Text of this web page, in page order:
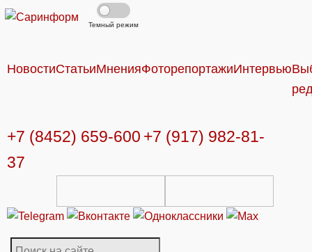
Темный режим
НовостиСтатьиМненияФоторепортажиИнтервью
+7 (8452) 659-600 +7 (917) 982-81-
37